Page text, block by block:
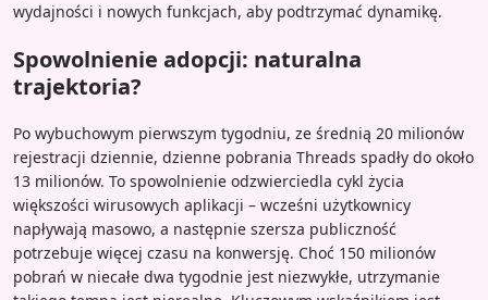
wydajności i nowych funkcjach, aby podtrzymać dynamikę.
Spowolnienie adopcji: naturalna
trajektoria?
Po wybuchowym pierwszym tygodniu, ze średnią 20 milionów
rejestracji dziennie, dzienne pobrania Threads spadły do około
13 milionów. To spowolnienie odzwierciedla cykl życia
większości wirusowych aplikacji – wcześni użytkownicy
napływają masowo, a następnie szersza publiczność
potrzebuje więcej czasu na konwersję. Choć 150 milionów
pobrań w niecałe dwa tygodnie jest niezwykłe, utrzymanie